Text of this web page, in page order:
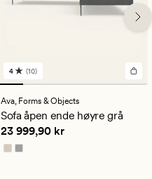
10
anmeldelser
med
en
gjennomsnittlig
vurdering
på
4
4 (10)
Ava, Forms & Objects
Sofa åpen ende høyre grå
Pris 23 999,90 kr
23 999,90 kr